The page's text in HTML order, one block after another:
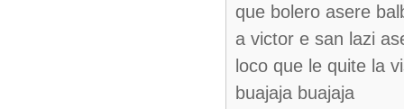
que bolero asere
a victor e san lazi
loco que le quite la
buajaja buajaja